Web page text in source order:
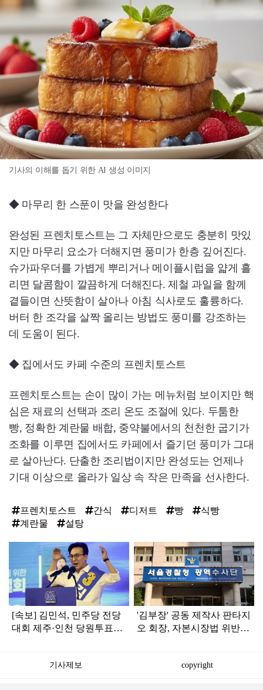
기사의 이해를 돕기 위한 AI 생성 이미지
◆ 마무리 한 스푼이 맛을 완성한다
완성된 프렌치토스트는 그 자체만으로도 충분히 맛있
지만 마무리 요소가 더해지면 풍미가 한층 깊어진다.
슈가파우더를 가볍게 뿌리거나 메이플시럽을 얇게 흘
리면 달콤함이 깔끔하게 더해진다. 제철 과일을 함께
곁들이면 산뜻함이 살아나 아침 식사로도 훌륭하다.
버터 한 조각을 살짝 올리는 방법도 풍미를 강조하는
데 도움이 된다.
◆ 집에서도 카페 수준의 프렌치토스트
프렌치토스트는 손이 많이 가는 메뉴처럼 보이지만 핵
심은 재료의 선택과 조리 온도 조절에 있다. 두툼한
빵, 정확한 계란물 배합, 중약불에서의 천천한 굽기가
조화를 이루면 집에서도 카페에서 즐기던 풍미가 그대
로 살아난다. 단출한 조리법이지만 완성도는 언제나
기대 이상으로 올라가 일상 속 작은 만족을 선사한다.
프렌치토스트 간식 디저트 빵
식빵
계란물
설탕
인
[속보] 김민석, 민주당 전당
대회 제주·인천 당원투표서
'김부장' 공동 제작사 판타지
오 회장, 자본시장법 위반
기사제보 copyright